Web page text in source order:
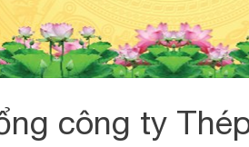
công ty